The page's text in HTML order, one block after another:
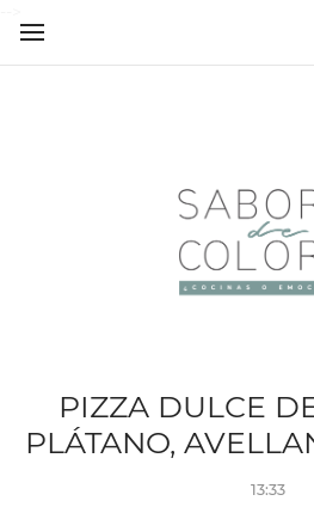
PIZZA DULCE
PLÁTANO,
13:33